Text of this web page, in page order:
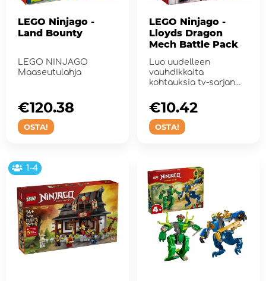
LEGO Ninjago -
Land Bounty
LEGO NINJAGO
Maaseutulahja
OSTA!
€120.38
LEGO Ninjago -
Lloyds Dragon
Mech Battle Pack
Luo uudelleen
vauhdikkaita
kohtauksia tv-sarjan
Lohikäärmeet 4.
kaude...
OSTA!
€10.42
1-4